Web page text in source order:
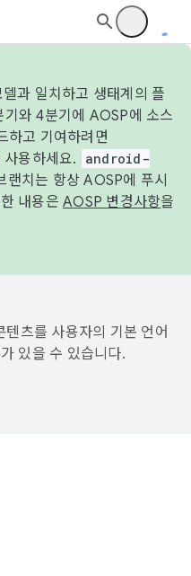
과 일치하고 생태계의 플
와 4분기에 AOSP에 소스
하고 기여하려면
사용하세요.
android-
랜치는 항상 AOSP에 푸시
내용은 AOSP 변경사항을
츠를 사용자의 기본 언어
있을 수 있습니다.